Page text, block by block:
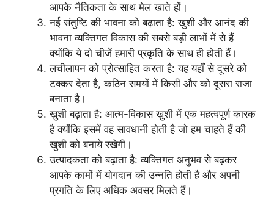
आपके नैतिकता के साथ मेल खाते हों।
नई संतुष्टि की भावना को बढ़ाता है: खुशी और आनंद की
भावना व्यक्तिगत विकास की सबसे बड़ी लाभों में से हैं
क्योंकि ये दो चीजें हमारी प्रकृति के साथ ही होती हैं।
लचीलापन को प्रोत्साहित करता है: यह यहाँ से दूसरे को
टक्कर देता है, कठिन समयों में किसी और को दूसरा राजा
बनाता है।
खुशी बढ़ाता है: आत्म-विकास खुशी में एक महत्वपूर्ण कारक
है क्योंकि इसमें वह सावधानी होती है जो हम चाहते हैं की
खुशी को बनाये रखेगी।
उत्पादकता को बढ़ाता है: व्यक्तिगत अनुभव से बढ़कर
आपके कामों में योगदान की उन्नति होती है और अपनी
प्रगति के लिए अधिक अवसर मिलते हैं।